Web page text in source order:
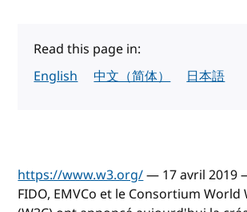
Read this page in:
English
中文（简体） 日本語
https://www.w3.org/— 17 avril 2019
FIDO, EMVCo et le Consortium World